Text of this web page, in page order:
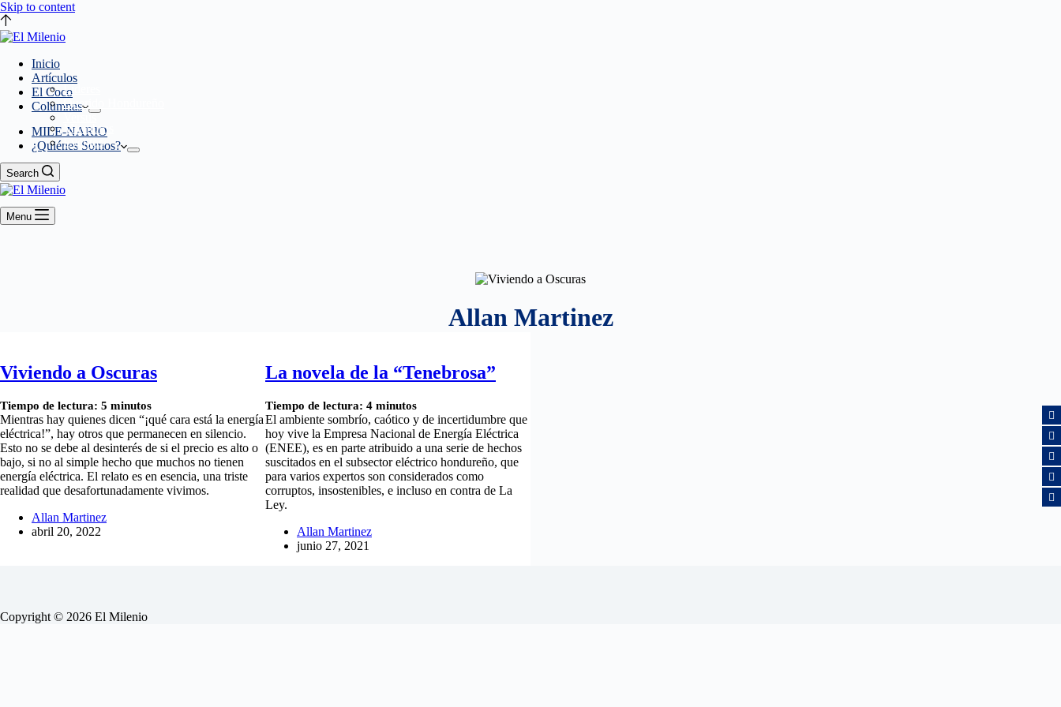
Skip to content
Inicio
Artículos
El Coco
Columnas
Líderes
Querido Hondureño
Versus
MILE-NARIO
¿Quiénes Somos?
Miembros
Eventos
Search
Menu
Allan Martinez
Viviendo a Oscuras
Tiempo de lectura: 5 minutos
Mientras hay quienes dicen “¡qué cara está la energía
eléctrica!”, hay otros que permanecen en silencio.
Esto no se debe al desinterés de si el precio es alto o
bajo, si no al simple hecho que muchos no tienen
energía eléctrica. El relato es en esencia, una triste
realidad que desafortunadamente vivimos.
Allan Martinez
abril 20, 2022
La novela de la “Tenebrosa”
Tiempo de lectura: 4 minutos
El ambiente sombrío, caótico y de incertidumbre que
hoy vive la Empresa Nacional de Energía Eléctrica
(ENEE), es en parte atribuido a una serie de hechos
suscitados en el subsector eléctrico hondureño, que
para varios expertos son considerados como
corruptos, insostenibles, e incluso en contra de La
Ley.
Allan Martinez
junio 27, 2021
Copyright © 2026 El Milenio